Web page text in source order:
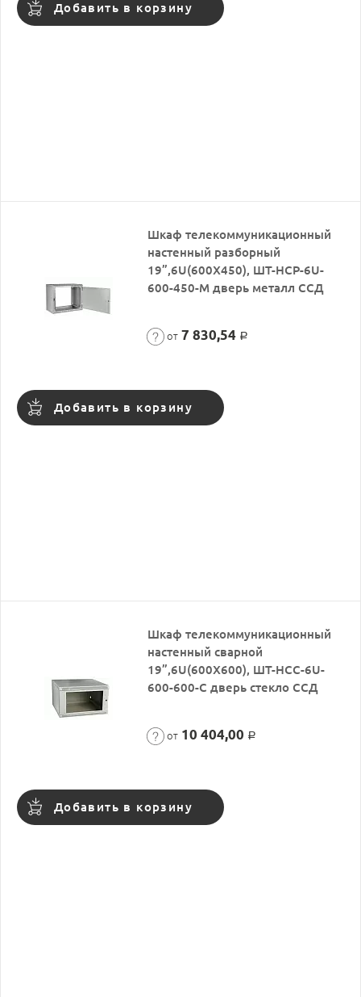
Добавить в корзину
Шкаф телекоммуникационный
настенный разборный
19”,6U(600X450), ШТ-НСР-6U-
600-450-М дверь металл ССД
от 7 830,54 Р
Добавить в корзину
Шкаф телекоммуникационный
настенный сварной
19”,6U(600X600), ШТ-НСС-6U-
600-600-С дверь стекло ССД
от 10 404,00 Р
Добавить в корзину